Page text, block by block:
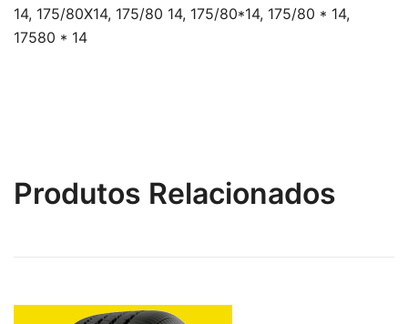
14, 175/80X14, 175/80 14, 175/80*14, 175/80 * 14,
17580 * 14
Produtos Relacionados